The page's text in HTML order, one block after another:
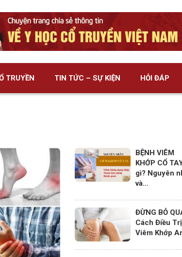
TRUYỀN TIN TỨC – SỰ KIỆN HỎI ĐÁP
BỆNH VIÊM
KHỚP CỔ
gì? Nguyên
và…
ĐỪNG BỎ
Cách Điều Trị
Viêm Khớp